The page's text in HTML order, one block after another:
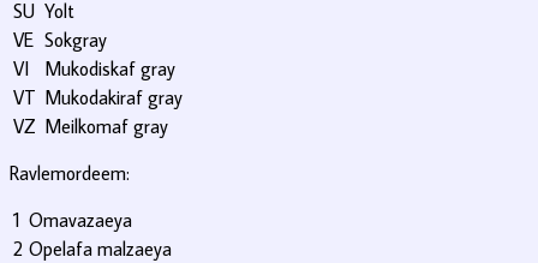
SU Yolt
VE Sokgray
VI
Mukodiskaf gray
VT Mukodakiraf gray
VZ Meilkomaf gray
Ravlemordeem:
1 Omavazaeya
2 Opelafa malzaeya